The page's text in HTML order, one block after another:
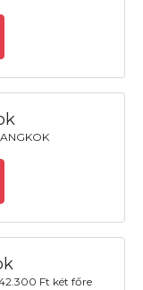
Ft két főre